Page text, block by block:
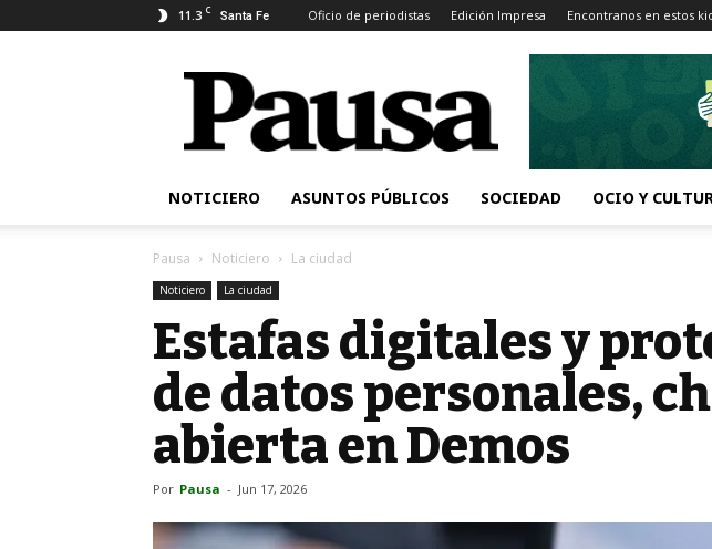
11.3 C Santa Fe Oficio de periodistas Edición Impresa Encontranos en estos
Pausa
NOTICIERO ASUNTOS PÚBLICOS SOCIEDAD OCIO Y
Pausa Noticiero La ciudad
Noticiero La ciudad
Estafas digitales y
de datos personales,
abierta en Demos
Por Pausa - Jun 17, 2026